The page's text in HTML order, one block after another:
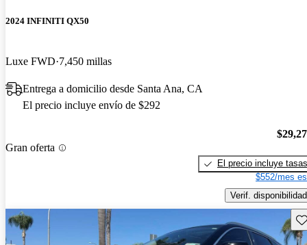
2024 INFINITI QX50
Luxe FWD 7,450 millas
Entrega a domicilio desde Santa Ana, CA
El precio incluye envío de $292
Gran oferta
El precio incluye tasas
$552/mes
Verif. disponibilidad